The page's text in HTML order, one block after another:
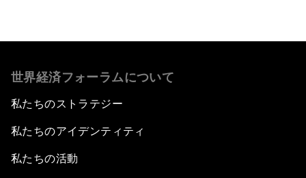
世界経済フォーラムについて
私たちのストラテジー
私たちのアイデンティティ
私たちの活動